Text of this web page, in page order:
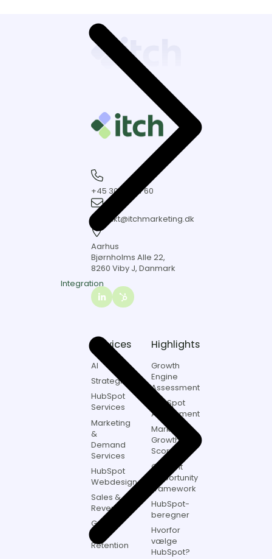
Integration
+45 30 20 04 60
+45
30
20
04
60
kontakt@itchmarketing.dk
kontakt@itchmarketing.dk
Aarhus
Bjørnholms Alle 22,
8260 Viby J, Danmark
Aarhus
Bjørnholms
Alle
22,
8260
Viby
J,
Danmark
Link
marketing
on
LinkedIn
Services
AI
Strategi
HubSpot
Services
Marketing
&
Demand
Services
HubSpot
Webdesign
Sales &
Revenue
Growth
Retention
Highlights
Growth
Engine
Assessment
HubSpot
Assessment
Marketing
Growth
Score
Content
Opportunity
Framework
HubSpot-
beregner
Hvorfor
vælge
HubSpot?